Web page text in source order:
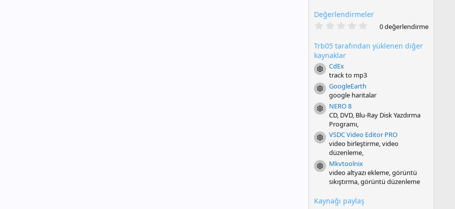
Değerlendirmeler
0
z
0 değerlendirme
Trb05 tarafından yüklenen diğer
kaynaklar
Resource icon
CdEx
track to mp3
Resource icon
GoogleEarth
google haritalar
Resource icon
NERO 8
CD, DVD, Blu-Ray Disk Yazdırma
Programı,
Resource icon
VSDC Video Editor PRO
video birleştirme, video
düzenleme,
Resource icon
Mkvtoolnix
video altyazı ekleme, görüntü
sıkıştırma, görüntü düzenleme
Kaynağı paylaş